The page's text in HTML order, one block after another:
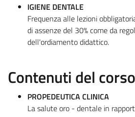
IGIENE DENTALE
Frequenza alle lezioni
di assenze del 30% come da
dell'ordiamento didattico.
Contenuti del corso
PROPEDEUTICA CLINICA
La salute oro - dentale in